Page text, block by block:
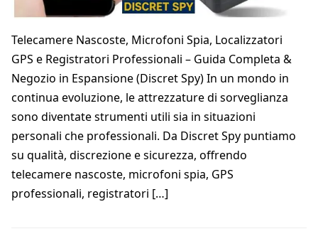
Telecamere Nascoste, Microfoni Spia, Localizzatori
GPS e Registratori Professionali – Guida Completa &
Negozio in Espansione (Discret Spy) In un mondo in
continua evoluzione, le attrezzature di sorveglianza
sono diventate strumenti utili sia in situazioni
personali che professionali. Da Discret Spy puntiamo
su qualità, discrezione e sicurezza, offrendo
telecamere nascoste, microfoni spia, GPS
professionali, registratori […]